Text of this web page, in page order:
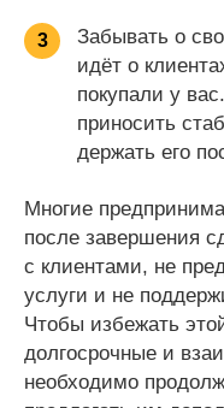
3
Забывать о
идёт о
покупали у
приносить
держать его
Многие
после завершения
с клиентами, не
услуги и не
Чтобы избежать
долгосрочные и
необходимо